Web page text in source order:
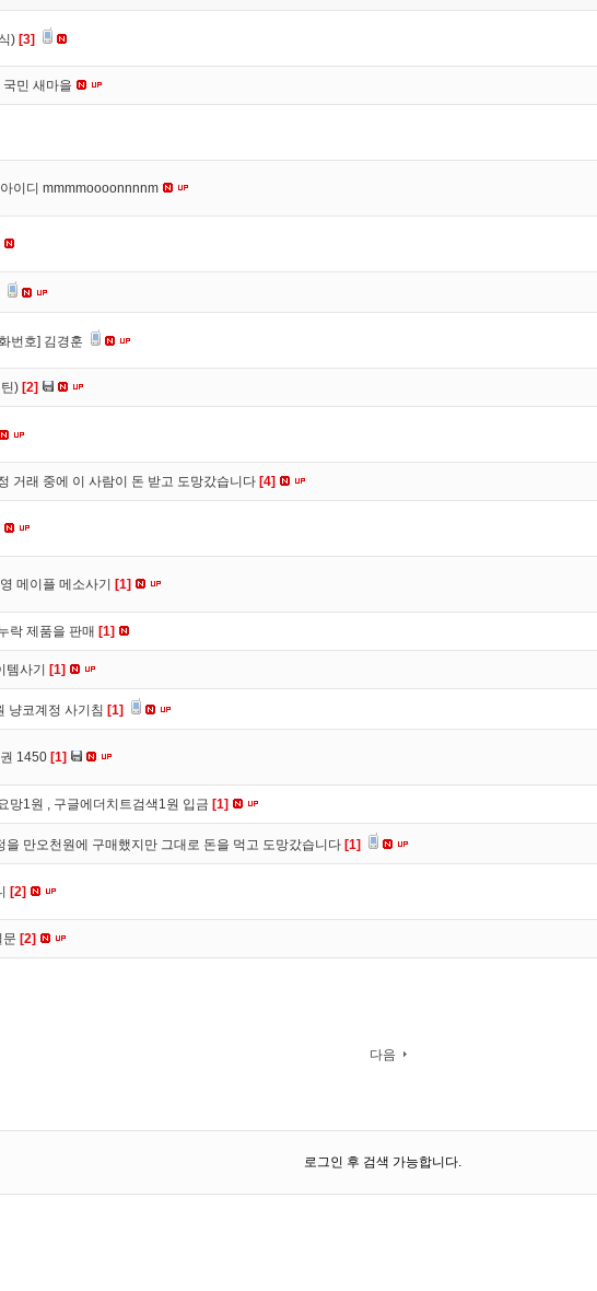
) [3]
민 새마을
이디 mmmmoooonnnnm
번호] 김경훈
) [2]
거래 중에 이 사람이 돈 받고 도망갔습니다 [4]
메이플 메소사기 [1]
락 제품을 판매 [1]
템사기 [1]
냥코계정 사기침 [1]
1450 [1]
망1원 , 구글에더치트검색1원 입금 [1]
을 만오천원에 구매했지만 그대로 돈을 먹고 도망갔습니다 [1]
[2]
문 [2]
다음
로그인 후 검색 가능합니다.